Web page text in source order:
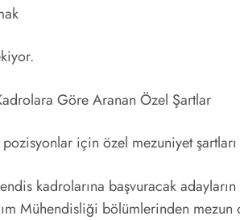
Göre Aranan Özel Şartlar
pozisyonlar için özel mezuniyet
kadrolarına başvuracak
Mühendisliği bölümlerinden mezun